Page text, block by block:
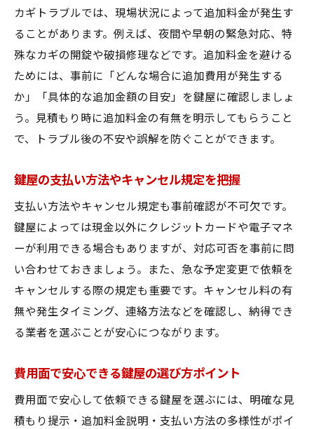
カギトラブルでは、現場状況によって追加料金が発生す
ることがあります。例えば、夜間や早朝の緊急対応、特
殊なカギの開錠や破損修理などです。追加料金を避ける
ためには、事前に「どんな場合に追加費用が発生する
か」「具体的な追加金額の目安」を鍵屋に確認しましょ
う。見積もり時に追加料金の有無を明示してもらうこと
で、トラブル後の不安や誤解を防ぐことができます。
鍵屋の支払い方法やキャンセル規定を把握
支払い方法やキャンセル規定も事前確認が不可欠です。
鍵屋によっては現金以外にクレジットカードや電子マネ
ーが利用できる場合もありますが、対応可否を事前に問
い合わせておきましょう。また、急な予定変更で依頼を
キャンセルする際の規定も重要です。キャンセル料の有
無や発生タイミング、連絡方法などを確認し、納得でき
る業者を選ぶことが安心につながります。
費用面で安心できる鍵屋の選び方ポイント
費用面で安心して依頼できる鍵屋を選ぶには、明確な見
積もり提示・追加料金説明・支払い方法の多様性がポイ